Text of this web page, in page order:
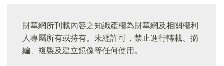
財華網所刊載內容之知識產權為財華網及相關權利
人專屬所有或持有。未經許可，禁止進行轉載、摘
編、複製及建立鏡像等任何使用。